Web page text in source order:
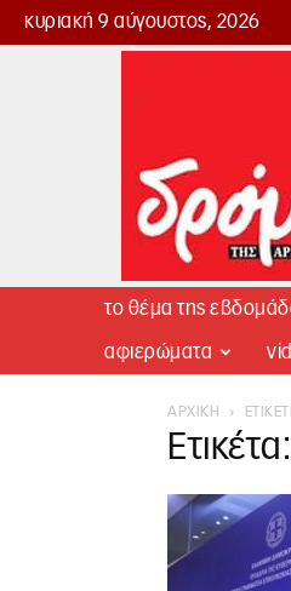
κυριακή 9 αύγουστος, 2026
Δρόμος
το θέμα της
αφιερώματα
ΑΡΧΙΚΉ